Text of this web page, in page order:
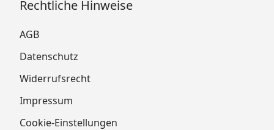
Rechtliche Hinweise
AGB
Datenschutz
Widerrufsrecht
Impressum
Cookie-Einstellungen